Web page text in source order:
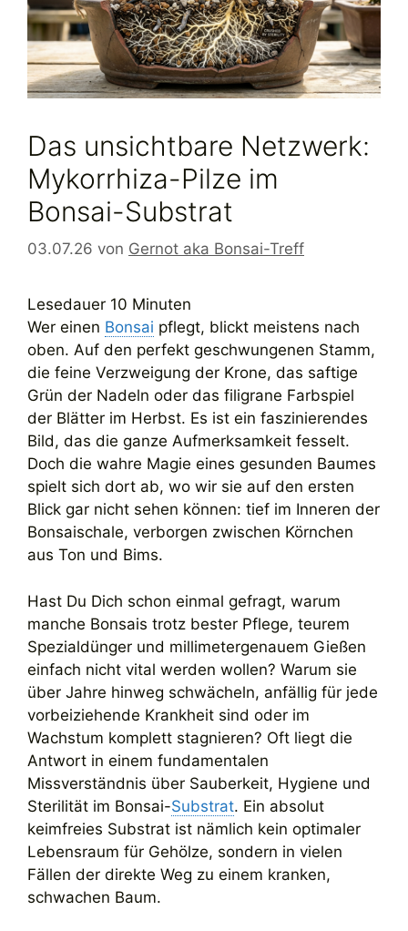
Das unsichtbare Netzwerk:
Mykorrhiza-Pilze im
Bonsai-Substrat
03.07.26 von Gernot aka Bonsai-Treff
Lesedauer 10 Minuten
Wer einen Bonsai pflegt, blickt meistens nach
oben. Auf den perfekt geschwungenen Stamm,
die feine Verzweigung der Krone, das saftige
Grün der Nadeln oder das filigrane Farbspiel
der Blätter im Herbst. Es ist ein faszinierendes
Bild, das die ganze Aufmerksamkeit fesselt.
Doch die wahre Magie eines gesunden Baumes
spielt sich dort ab, wo wir sie auf den ersten
Blick gar nicht sehen können: tief im Inneren der
Bonsaischale, verborgen zwischen Körnchen
aus Ton und Bims.
Hast Du Dich schon einmal gefragt, warum
manche Bonsais trotz bester Pflege, teurem
Spezialdünger und millimetergenauem Gießen
einfach nicht vital werden wollen? Warum sie
über Jahre hinweg schwächeln, anfällig für jede
vorbeiziehende Krankheit sind oder im
Wachstum komplett stagnieren? Oft liegt die
Antwort in einem fundamentalen
Missverständnis über Sauberkeit, Hygiene und
Sterilität im Bonsai-Substrat. Ein absolut
keimfreies Substrat ist nämlich kein optimaler
Lebensraum für Gehölze, sondern in vielen
Fällen der direkte Weg zu einem kranken,
schwachen Baum.